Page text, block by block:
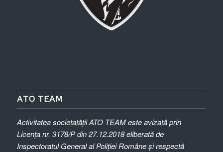
ATO TEAM
Activitatea societatății ATO TEAM este avizată prin
Licența nr. 3178/P din 27.12.2018eliberată de
Inspectoratul General al Poliției Române și respectă